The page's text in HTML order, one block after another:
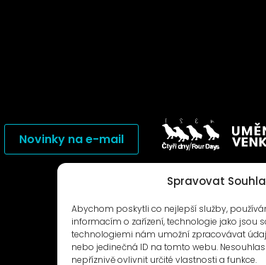
Spravovat
Abychom poskytli co nejlepší služby,
informacím o zařízení, technologie jako jsou
technologiemi nám umožní zpracovávat
nebo jedinečná ID na tomto webu.
nepříznivě ovlivnit určité vlastnosti a funkce.
Novinky na e-mail
© 1996–2025
Čtyři dny, z.s. / Four